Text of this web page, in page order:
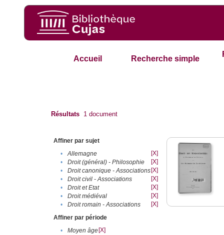
Accueil Recherche simple
Résultats 1 document
Affiner par sujet
•
Allemagne
[X]
•
Droit (général) - Philosophie
[X]
•
Droit canonique - Associations[X]
•
Droit civil - Associations
[X]
•
Droit et Etat
[X]
•
Droit médiéval
[X]
•
Droit romain - Associations
[X]
Affiner par période
•
Moyen âge[X]